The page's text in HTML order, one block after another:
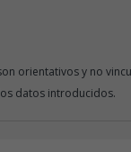
orientativos y no
datos introducidos.